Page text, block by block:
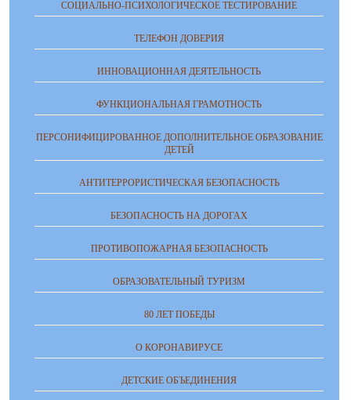
СОЦИАЛЬНО-ПСИХОЛОГИЧЕСКОЕ ТЕСТИРОВАНИЕ
ТЕЛЕФОН ДОВЕРИЯ
ИННОВАЦИОННАЯ ДЕЯТЕЛЬНОСТЬ
ФУНКЦИОНАЛЬНАЯ ГРАМОТНОСТЬ
ПЕРСОНИФИЦИРОВАННОЕ ДОПОЛНИТЕЛЬНОЕ ОБРАЗОВАНИЕ
ДЕТЕЙ
АНТИТЕРРОРИСТИЧЕСКАЯ БЕЗОПАСНОСТЬ
БЕЗОПАСНОСТЬ НА ДОРОГАХ
ПРОТИВОПОЖАРНАЯ БЕЗОПАСНОСТЬ
ОБРАЗОВАТЕЛЬНЫЙ ТУРИЗМ
80 ЛЕТ ПОБЕДЫ
О КОРОНАВИРУСЕ
ДЕТСКИЕ ОБЪЕДИНЕНИЯ